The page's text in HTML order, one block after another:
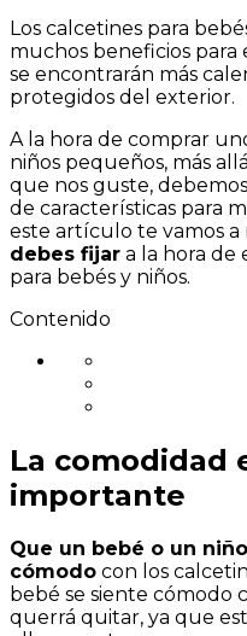
para
y
niños:
Los calcetines para
muchos beneficios para
se encontrarán más
protegidos del exterior.
A la hora de comprar
niños pequeños, más
que nos guste,
de características para
este artículo te vamos a
debes fijar a la hora de
para bebés y niños.
Contenido
La comodidad
importante
Que un bebé o un
cómodo con los
bebé se siente cómodo
querrá quitar, ya que